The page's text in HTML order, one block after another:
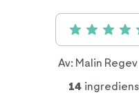
Betyg: 5 av 5
Av: Malin Regev
14